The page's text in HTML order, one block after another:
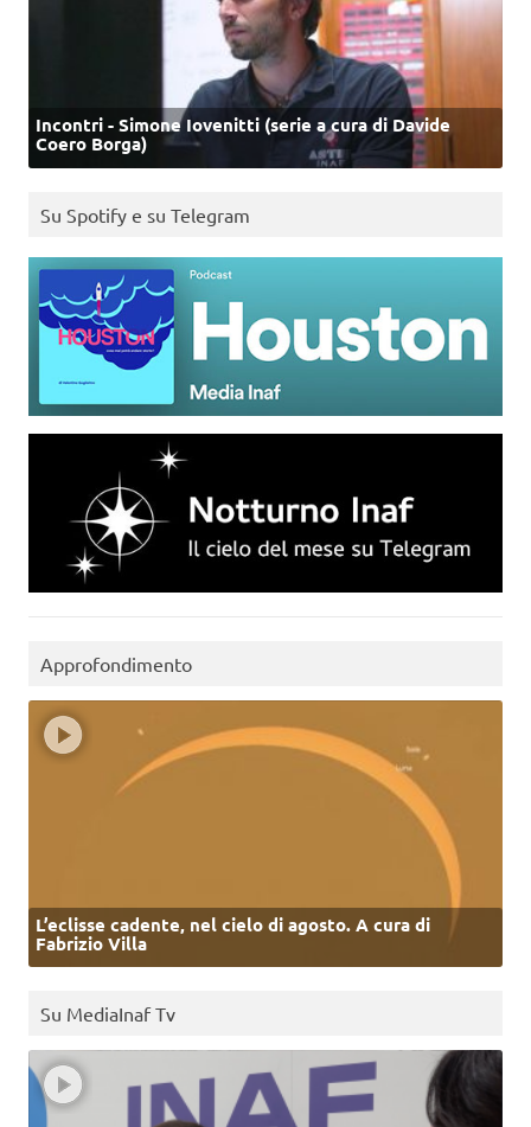
Incontri - Simone Iovenitti (serie a cura di Davide
Coero Borga)
Su Spotify e su Telegram
Approfondimento
L’eclisse cadente, nel cielo di agosto. A cura di
Fabrizio Villa
Su MediaInaf Tv